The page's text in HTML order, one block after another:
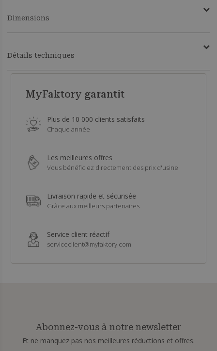
Dimensions
Détails techniques
MyFaktory garantit
Plus de 10 000 clients satisfaits
Chaque année
Les meilleures offres
Vous bénéficiez directement des prix d'usine
Livraison rapide et sécurisée
Grâce aux meilleurs partenaires
Service client réactif
serviceclient@myfaktory.com
Abonnez-vous à notre newsletter
Et ne manquez pas nos meilleures réductions et offres.